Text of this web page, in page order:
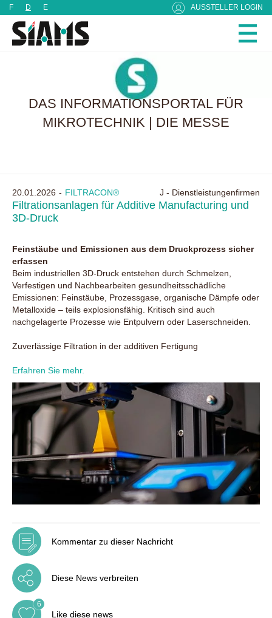
F D E AUSSTELLER LOGIN
DAS INFORMATIONSPORTAL FÜR
MIKROTECHNIK | DIE MESSE
20.01.2026 FILTRACON® J - Dienstleistungenfirmen
Filtrationsanlagen für Additive Manufacturing und
3D-Druck
Feinstäube und Emissionen aus dem Druckprozess sicher
erfassen
Beim industriellen 3D-Druck entstehen durch Schmelzen,
Verfestigen und Nachbearbeiten gesundheitsschädliche
Emissionen: Feinstäube, Prozessgase, organische Dämpfe oder
Metalloxide – teils explosionsfähig. Kritisch sind auch
nachgelagerte Prozesse wie Entpulvern oder Laserschneiden.
Zuverlässige Filtration in der additiven Fertigung
Erfahren Sie mehr.
Kommentar zu dieser Nachricht
Diese News verbreiten
Like diese news
6
Cookie-Einstellungen